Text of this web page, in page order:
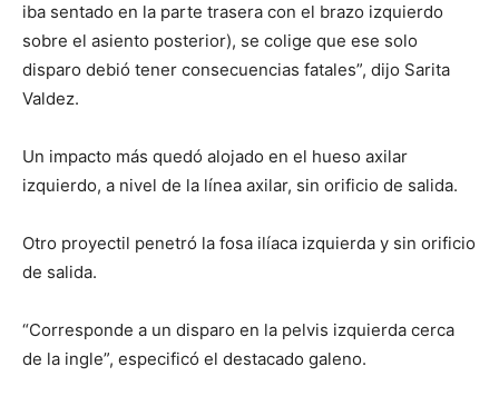
iba sentado en la parte trasera con el brazo izquierdo
sobre el asiento posterior), se colige que ese solo
disparo debió tener consecuencias fatales”, dijo Sarita
Valdez.
Un impacto más quedó alojado en el hueso axilar
izquierdo, a nivel de la línea axilar, sin orificio de salida.
Otro proyectil penetró la fosa ilíaca izquierda y sin orificio
de salida.
“Corresponde a un disparo en la pelvis izquierda cerca
de la ingle”, especificó el destacado galeno.